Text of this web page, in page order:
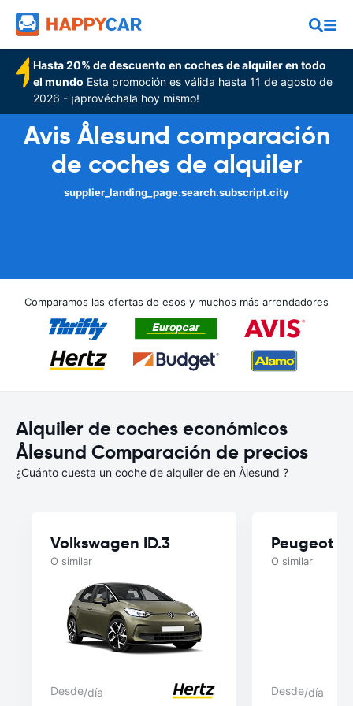
Hasta 20% de descuento en coches de alquiler en todo
el mundo Esta promoción es válida hasta 11 de agosto de
2026 - ¡aprovéchala hoy mismo!
Avis Ålesund comparación
de coches de alquiler
supplier_landing_page.search.subscript.city
Comparamos las ofertas de esos y muchos más arrendadores
Alquiler de coches económicos
Ålesund Comparación de precios
¿Cuánto cuesta un coche de alquiler de en Ålesund ?
Volkswagen ID.3
O similar
Desde/día
Peugeot
O similar
Desde/día